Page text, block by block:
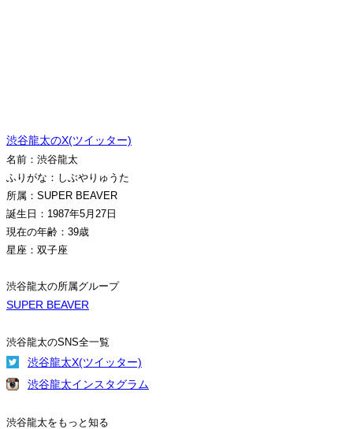
渋谷龍太のX(ツイッター)
名前：渋谷龍太
ふりがな：しぶやりゅうた
所属：SUPER BEAVER
誕生日：1987年5月27日
現在の年齢：39歳
星座：双子座
渋谷龍太の所属グループ
SUPER BEAVER
渋谷龍太のSNS全一覧
渋谷龍太X(ツイッター)
渋谷龍太インスタグラム
渋谷龍太をもっと知る